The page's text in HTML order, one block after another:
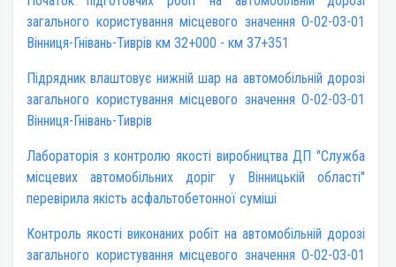
загального користування місцевого значення О-02-03-01
Вінниця-Гнівань-Тиврів км 32+000 - км 37+351
Підрядник влаштовує нижній шар на автомобільній дорозі
загального користування місцевого значення О-02-03-01
Вінниця-Гнівань-Тиврів
Лабораторія з контролю якості виробництва ДП "Служба
місцевих автомобільних доріг у Вінницькій області"
перевірила якість асфальтобетонної суміші
Контроль якості виконаних робіт на автомобільній дорозі
загального користування місцевого значення О-02-03-01